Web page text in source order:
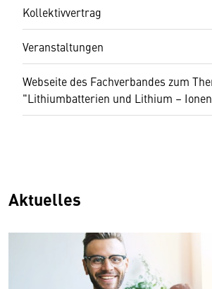
Kollektivvertrag
Veranstaltungen
Webseite des Fachverbandes zum
"Lithiumbatterien und Lithium –
Aktuelles